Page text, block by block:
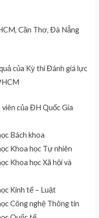
Cần Thơ, Đà Nẵng
của Kỳ thi Đánh giá lực
của ĐH Quốc Gia
Bách khoa
Khoa học Tự nhiên
Khoa học Xã hội và
Kinh tế – Luật
Công nghệ Thông tin